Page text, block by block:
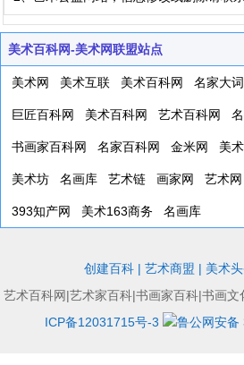
美术百科网-美术网联盟站点
美术网 美术互联 美术百科网 名家大
巨匠百科网 美术百科网 艺术百科网
书画家百科网 名家百科网 金米网 美
美术坊 名画库 艺术链 画家网 艺术网
393知产网 美术163商务 名画库
创建百科| 艺术商盟 | 美术
艺术百科网|艺术家百科|书画家百科|书画文
ICP备12031715号-3
鲁公网安